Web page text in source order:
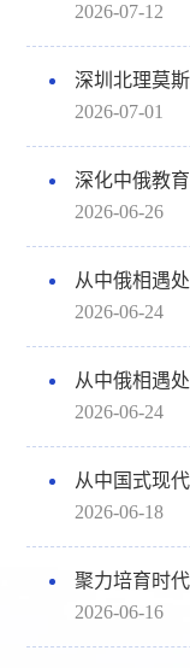
2026-07-12
2026-07-01
2026-06-26
2026-06-24
2026-06-24
2026-06-18
2026-06-16